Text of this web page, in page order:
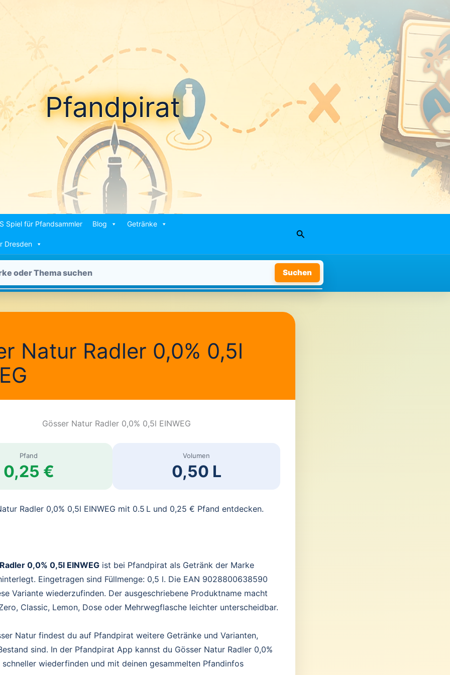
Pfandpirat
Spiel für Pfandsammler Blog Getränke
Dresden
Suchen
Suchen
Natur Radler 0,0% 0,5l
Pfand
0,25 €
Volumen
0,50 L
Radler 0,0% 0,5l EINWEG mit 0.5 L und 0,25 € Pfand entdecken.
0,0% 0,5l EINWEG ist bei Pfandpirat als Getränk der Marke
Eingetragen sind Füllmenge: 0,5 l. Die EAN 9028800638590
Variante wiederzufinden. Der ausgeschriebene Produktname macht
Classic, Lemon, Dose oder Mehrwegflasche leichter unterscheidbar.
Natur findest du auf Pfandpirat weitere Getränke und Varianten,
sind. In der Pfandpirat App kannst du Gösser Natur Radler 0,0%
wiederfinden und mit deinen gesammelten Pfandinfos